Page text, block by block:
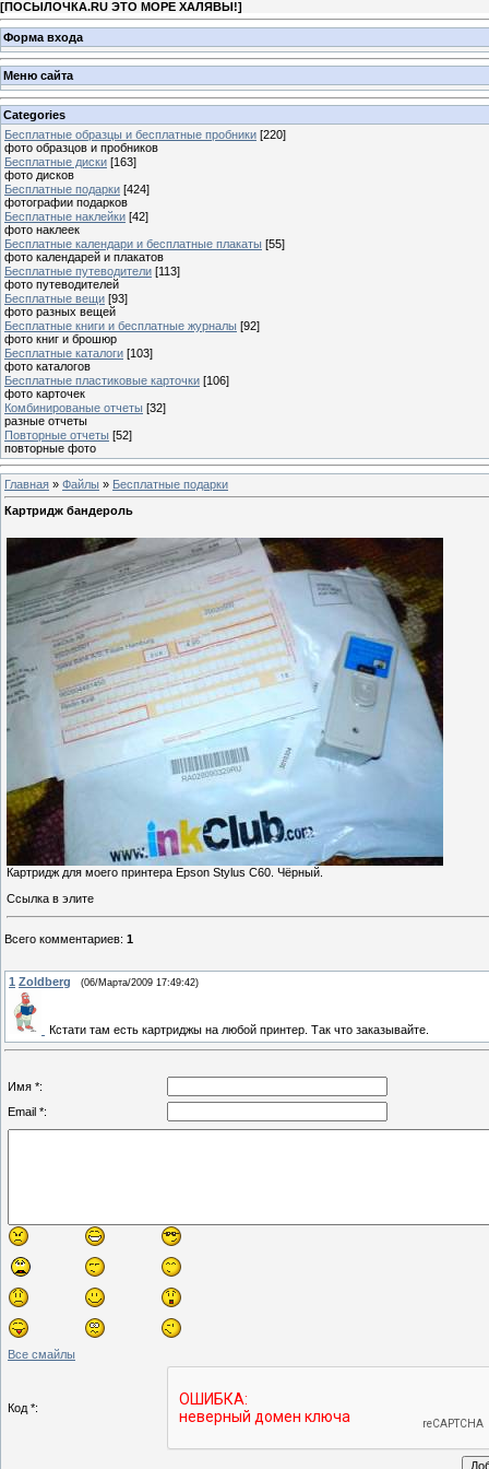
[ПОСЫЛОЧКА.RU ЭТО МОРЕ ХАЛЯВЫ!]
Форма входа
Меню сайта
Categories
Бесплатные образцы и бесплатные пробники [220]
фото образцов и пробников
Бесплатные диски [163]
фото дисков
Бесплатные подарки [424]
фотографии подарков
Бесплатные наклейки [42]
фото наклеек
Бесплатные календари и бесплатные плакаты [55]
фото календарей и плакатов
Бесплатные путеводители [113]
фото путеводителей
Бесплатные вещи [93]
фото разных вещей
Бесплатные книги и бесплатные журналы [92]
фото книг и брошюр
Бесплатные каталоги [103]
фото каталогов
Бесплатные пластиковые карточки [106]
фото карточек
Комбинированые отчеты [32]
разные отчеты
Повторные отчеты [52]
повторные фото
Главная » Файлы » Бесплатные подарки
Картридж бандероль
Картридж для моего принтера Epson Stylus C60. Чёрный.
Ссылка в элите
Всего комментариев: 1
1 Zoldberg (06/Марта/2009 17:49:42)
Кстати там есть картриджы на любой принтер. Так что заказывайте.
Имя *:
Email *:
Все смайлы
Код *: